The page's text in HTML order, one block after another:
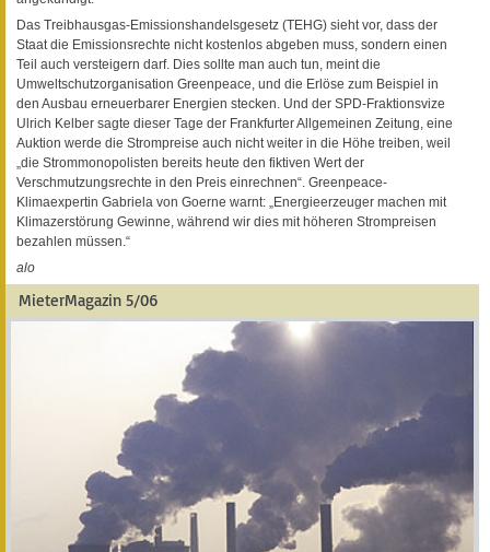
Das Treibhausgas-Emissionshandelsgesetz (TEHG) sieht vor, dass der
Staat die Emissionsrechte nicht kostenlos abgeben muss, sondern einen
Teil auch versteigern darf. Dies sollte man auch tun, meint die
Umweltschutzorganisation Greenpeace, und die Erlöse zum Beispiel in
den Ausbau erneuerbarer Energien stecken. Und der SPD-Fraktionsvize
Ulrich Kelber sagte dieser Tage der Frankfurter Allgemeinen Zeitung, eine
Auktion werde die Strompreise auch nicht weiter in die Höhe treiben, weil
„die Strommonopolisten bereits heute den fiktiven Wert der
Verschmutzungsrechte in den Preis einrechnen“. Greenpeace-
Klimaexpertin Gabriela von Goerne warnt: „Energieerzeuger machen mit
Klimazerstörung Gewinne, während wir dies mit höheren Strompreisen
bezahlen müssen.“
alo
MieterMagazin 5/06